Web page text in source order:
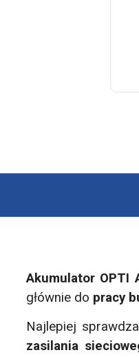
Akumulator OPTI
głównie do pracy
Najlepiej
zasilania